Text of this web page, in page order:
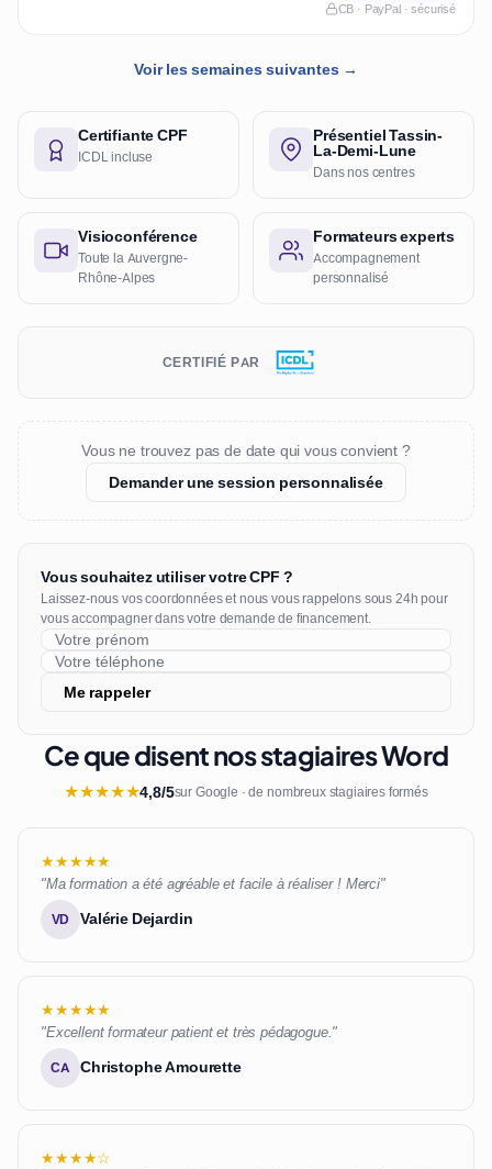
CB · PayPal · sécurisé
Voir les semaines suivantes →
Certifiante CPF
ICDL incluse
Présentiel Tassin-
La-Demi-Lune
Dans nos centres
Visioconférence
Toute la Auvergne-
Rhône-Alpes
Formateurs experts
Accompagnement
personnalisé
CERTIFIÉ PAR
Vous ne trouvez pas de date qui vous convient ?
Demander une session personnalisée
Vous souhaitez utiliser votre CPF ?
Laissez-nous vos coordonnées et nous vous rappelons sous 24h pour
vous accompagner dans votre demande de financement.
Me rappeler
Ce que disent nos stagiaires Word
★★★★★4,8/5sur Google · de nombreux stagiaires formés
★★★★★
"Ma formation a été agréable et facile à réaliser ! Merci"
VD Valérie Dejardin
★★★★★
"Excellent formateur patient et très pédagogue."
CA Christophe Amourette
★★★★☆